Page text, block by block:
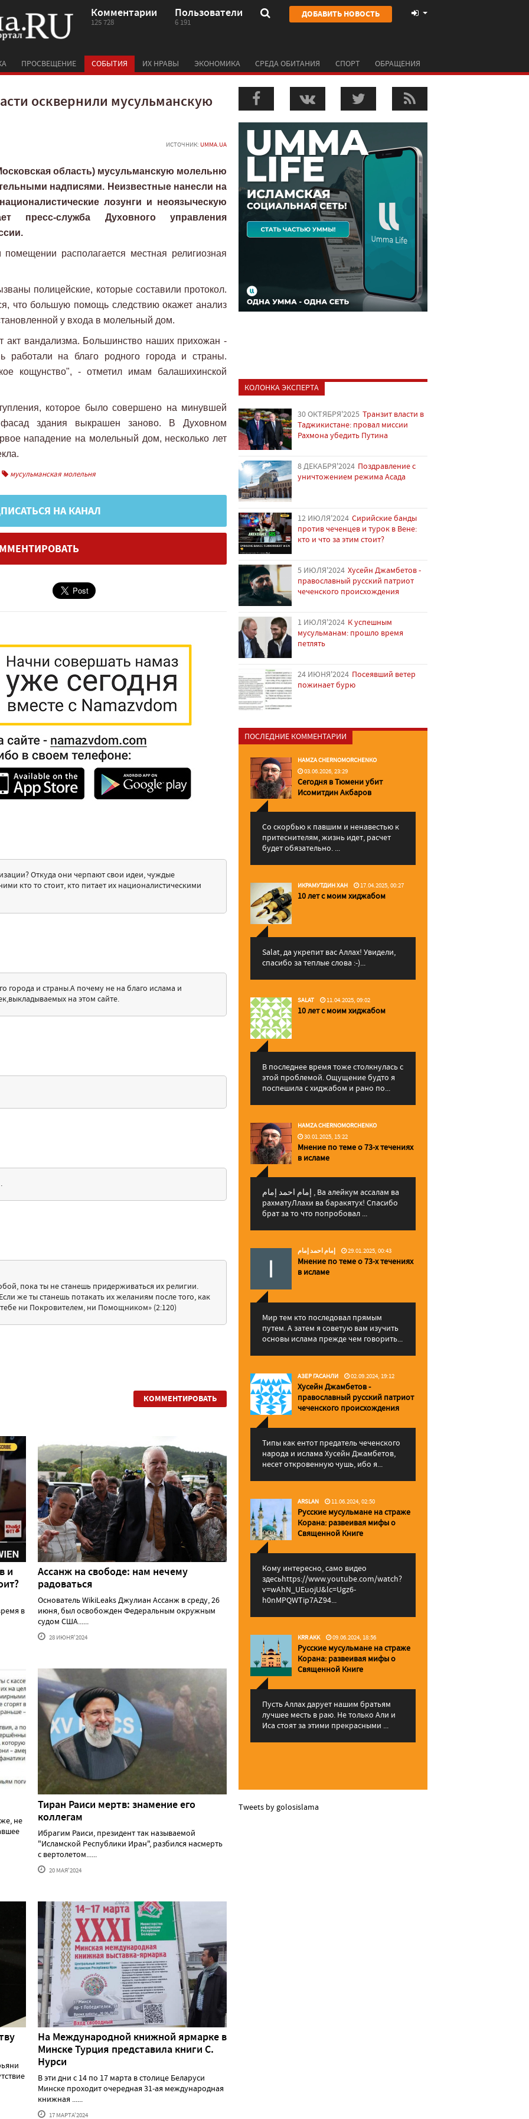
Комментарии
125 728
Пользователи
6 191
ДОБАВИТЬ НОВОСТЬ
ПРОСВЕЩЕНИЕ СОБЫТИЯ ИХ НРАВЫ ЭКОНОМИКА СРЕДА ОБИТАНИЯ СПОРТ ОБРАЩЕНИЯ
осквернили мусульманскую
ИСТОЧНИК: UMMA.UA
область) мусульманскую молельню
надписями. Неизвестные нанесли на
лозунги и неоязыческую
пресс-служба Духовного управления
располагается местная религиозная
полицейские, которые составили протокол.
что большую помощь следствию окажет анализ
у входа в молельный дом.
акт вандализма. Большинство наших прихожан -
на благо родного города и страны.
кощунство", - отметил имам балашихинской
которое было совершено на минувшей
здания выкрашен заново. В Духовном
нападение на молельный дом, несколько лет
мусульманская молельня
НА КАНАЛ
Откуда они черпают свои идеи, чуждые
кто то стоит, кто питает их националистическими
города и страны.А почему не на благо ислама и
на этом сайте.
пока ты не станешь придерживаться их религии.
же ты станешь потакать их желаниям после того, как
тебе ни Покровителем, ни Помощником» (2:120)
КОММЕНТИРОВАТЬ
и
в
Ассанж на свободе: нам нечему
радоваться
Основатель WikiLeaks Джулиан Ассанж в среду, 26
июня, был освобожден Федеральным окружным
судом США......
28 ИЮНЯ'2024
не
Тиран Раиси мертв: знамение его
коллегам
Ибрагим Раиси, президент так называемой
"Исламской Республики Иран", разбился насмерть
с вертолетом......
20 МАЯ'2024
На Международной книжной ярмарке в
Минске Турция представила книги С.
Нурси
В эти дни с 14 по 17 марта в столице Беларуси
Минске проходит очередная 31-ая международная
книжная ......
17 МАРТА'2024
КОЛОНКА ЭКСПЕРТА
30 ОКТЯБРЯ'2025 Транзит власти в
Таджикистане: провал миссии
Рахмона убедить Путина
8 ДЕКАБРЯ'2024 Поздравление с
уничтожением режима Асада
12 ИЮЛЯ'2024 Сирийские банды
против чеченцев и турок в Вене:
кто и что за этим стоит?
5 ИЮЛЯ'2024 Хусейн Джамбетов -
православный русский патриот
чеченского происхождения
1 ИЮЛЯ'2024 К успешным
мусульманам: прошло время
петлять
24 ИЮНЯ'2024 Посеявший ветер
пожинает бурю
ПОСЛЕДНИЕ КОММЕНТАРИИ
HAMZA CHERNOMORCHENKO
03.06.2026, 23:29
Сегодня в Тюмени убит
Исомитдин Акбаров
Со скорбью к павшим и ненавестью к
притеснителям, жизнь идет, расчет
будет обязательно. ...
ИКРАМУТДИН ХАН 17.04.2025, 00:27
10 лет с моим хиджабом
Salat, да укрепит вас Аллаx! Увидели,
спасибо за теплые слова :-)...
SALAT 11.04.2025, 09:02
10 лет с моим хиджабом
В последнее время тоже столкнулась с
этой проблемой. Ощущение будто я
поспешила с хиджабом и рано по...
HAMZA CHERNOMORCHENKO
30.01.2025, 15:22
Мнение по теме о 73-х течениях
в исламе
إمام احمد إمام , Ва алейкум ассалам ва
рахматуЛлахи ва баракятух! Спасибо
брат за то что попробовал ...
إمام احمد إمام 29.01.2025, 00:43
Мнение по теме о 73-х течениях
в исламе
Мир тем кто последовал прямым
путем. А затем я советую вам изучить
основы ислама прежде чем говорить...
АЗЕР ГАСАНЛИ 02.09.2024, 19:12
Хусейн Джамбетов -
православный русский патриот
чеченского происхождения
Типы как ентот предатель чеченского
народа и ислама Хусейн Джамбетов,
несет откровенную чушь, ибо я...
ARSLAN 11.06.2024, 02:50
Русские мусульмане на страже
Корана: pазвеивая мифы о
Священной Книге
Кому интересно, само видео
здесьhttps://www.youtube.com/watch?
v=wAhN_UEuojU&lc=Ugz6-
h0nMPQWTip7AZ94...
KRR AKK 09.06.2024, 18:56
Русские мусульмане на страже
Корана: pазвеивая мифы о
Священной Книге
Пусть Аллах дарует нашим братьям
лучшее месть в раю. Не только Али и
Иса стоят за этими прекрасными ...
Tweets by golosislama